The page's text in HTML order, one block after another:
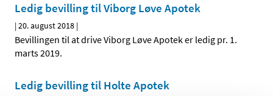
Ledig bevilling til Viborg Løve Apotek
|20. august 2018 |
Bevillingen til at drive Viborg Løve Apotek er ledig pr. 1.
marts 2019.
Ledig bevilling til Holte Apotek